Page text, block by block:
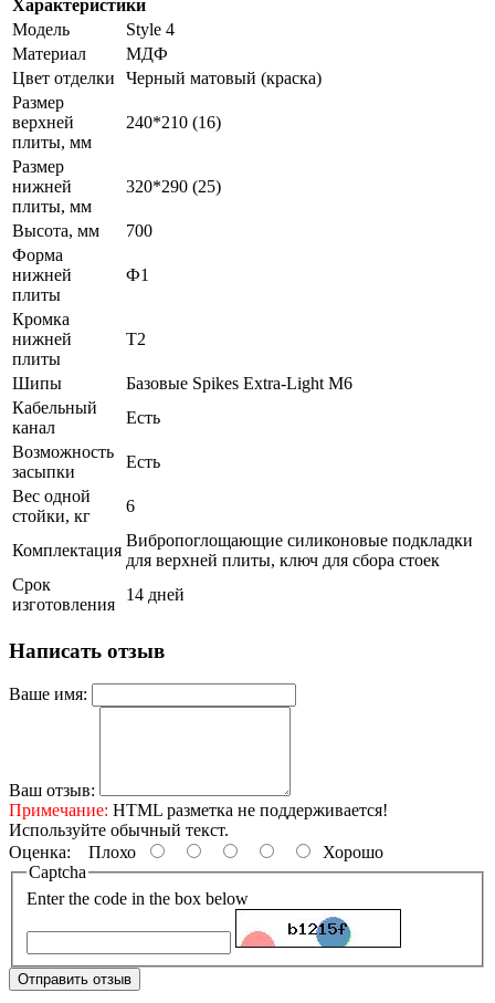
Характеристики
Модель
Style 4
Материал
МДФ
Цвет отделки
Черный матовый (краска)
Размер
верхней
плиты, мм
240*210 (16)
Размер
нижней
плиты, мм
320*290 (25)
Высота, мм
700
Форма
нижней
плиты
Ф1
Кромка
нижней
плиты
Т2
Шипы
Базовые Spikes Extra-Light M6
Кабельный
канал
Есть
Возможность
засыпки
Есть
Вес одной
стойки, кг
6
Комплектация
Вибропоглощающие силиконовые подкладки
для верхней плиты, ключ для сбора стоек
Срок
изготовления
14 дней
Написать отзыв
Ваше имя:
Ваш отзыв:
Примечание: HTML разметка не поддерживается!
Используйте обычный текст.
Оценка: Плохо
Хорошо
Captcha
Enter the code in the box below
Отправить отзыв